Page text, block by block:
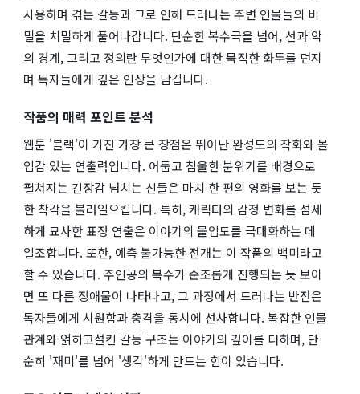
사용하며 겪는 갈등과 그로 인해 드러나는 주변 인물들의 비
밀을 치밀하게 풀어나갑니다. 단순한 복수극을 넘어, 선과 악
의 경계, 그리고 정의란 무엇인가에 대한 묵직한 화두를 던지
며 독자들에게 깊은 인상을 남깁니다.
작품의 매력 포인트 분석
웹툰 '블랙'이 가진 가장 큰 장점은 뛰어난 완성도의 작화와 몰
입감 있는 연출력입니다. 어둡고 침울한 분위기를 배경으로
펼쳐지는 긴장감 넘치는 신들은 마치 한 편의 영화를 보는 듯
한 착각을 불러일으킵니다. 특히, 캐릭터의 감정 변화를 섬세
하게 묘사한 표정 연출은 이야기의 몰입도를 극대화하는 데
일조합니다. 또한, 예측 불가능한 전개는 이 작품의 백미라고
할 수 있습니다. 주인공의 복수가 순조롭게 진행되는 듯 보이
면 또 다른 장애물이 나타나고, 그 과정에서 드러나는 반전은
독자들에게 시원함과 충격을 동시에 선사합니다. 복잡한 인물
관계와 얽히고설킨 갈등 구조는 이야기의 깊이를 더하며, 단
순히 '재미'를 넘어 '생각'하게 만드는 힘이 있습니다.